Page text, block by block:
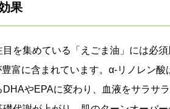
果
を集めている「えごま油」には必
富に含まれています。α-リノレン酸
やEPAに変わり、血液をサラサ